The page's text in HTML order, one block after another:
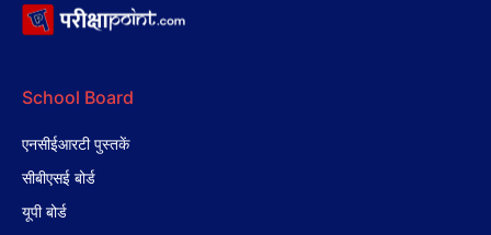
School Board
एनसीईआरटी पुस्तकें
सीबीएसई बोर्ड
यूपी बोर्ड